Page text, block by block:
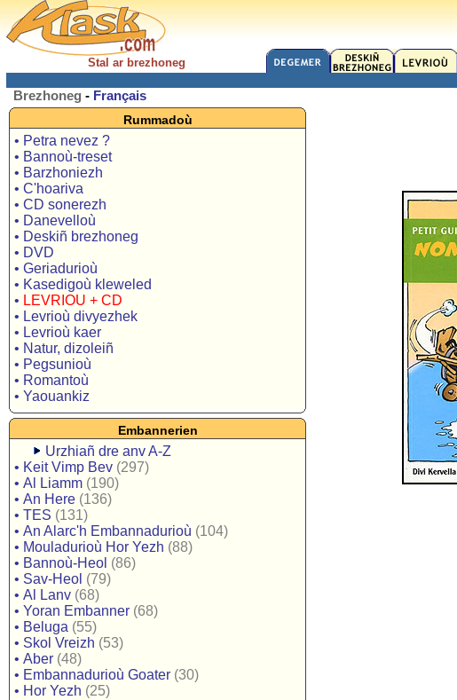
Stal ar brezhoneg
Brezhoneg - Français
Rummadoù
• Petra nevez ?
• Bannoù-treset
• Barzhoniezh
• C'hoariva
• CD sonerezh
• Danevelloù
• Deskiñ brezhoneg
• DVD
• Geriadurioù
• Kasedigoù kleweled
• LEVRIOU + CD
• Levrioù divyezhek
• Levrioù kaer
• Natur, dizoleiñ
• Pegsunioù
• Romantoù
• Yaouankiz
Embannerien
Urzhiañ dre anv A-Z
• Keit Vimp Bev (297)
• Al Liamm (190)
• An Here (136)
• TES (131)
• An Alarc'h Embannadurioù (104)
• Mouladurioù Hor Yezh (88)
• Bannoù-Heol (86)
• Sav-Heol (79)
• Al Lanv (68)
• Yoran Embanner (68)
• Beluga (55)
• Skol Vreizh (53)
• Aber (48)
• Embannadurioù Goater (30)
• Hor Yezh (25)